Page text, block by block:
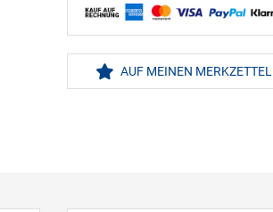
AUF MEINEN MERKZETTEL